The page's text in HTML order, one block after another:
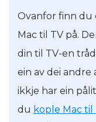
Ovanfor finn du
Mac til TV på.
din til TV-en
ein av dei andre
ikkje har ein
du kople Mac til